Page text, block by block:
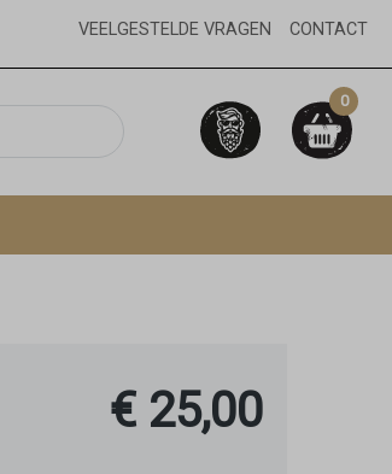
VEELGESTELDE VRAGEN CONTACT
0
€ 25,00